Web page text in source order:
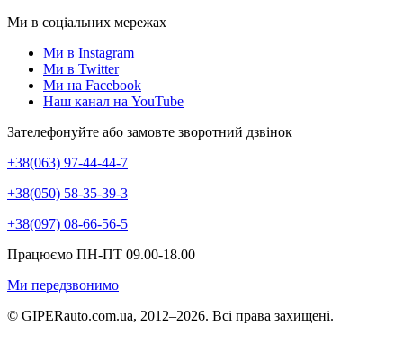
Ми в соціальних мережах
Ми в Instagram
Ми в Twitter
Ми на Facebook
Наш канал на YouTube
Зателефонуйте або замовте зворотний дзвінок
+38(063) 97-44-44-7
+38(050) 58-35-39-3
+38(097) 08-66-56-5
Працюємо ПН-ПТ 09.00-18.00
Ми передзвонимо
© GIPERauto.com.ua, 2012–2026. Всі права захищені.